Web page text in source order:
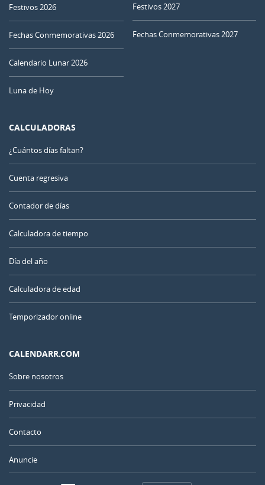
Festivos 2026
Fechas Conmemorativas 2026
Calendario Lunar 2026
Luna de Hoy
Festivos 2027
Fechas Conmemorativas 2027
CALCULADORAS
¿Cuántos días faltan?
Cuenta regresiva
Contador de días
Calculadora de tiempo
Día del año
Calculadora de edad
Temporizador online
CALENDARR.COM
Sobre nosotros
Privacidad
Contacto
Anuncie